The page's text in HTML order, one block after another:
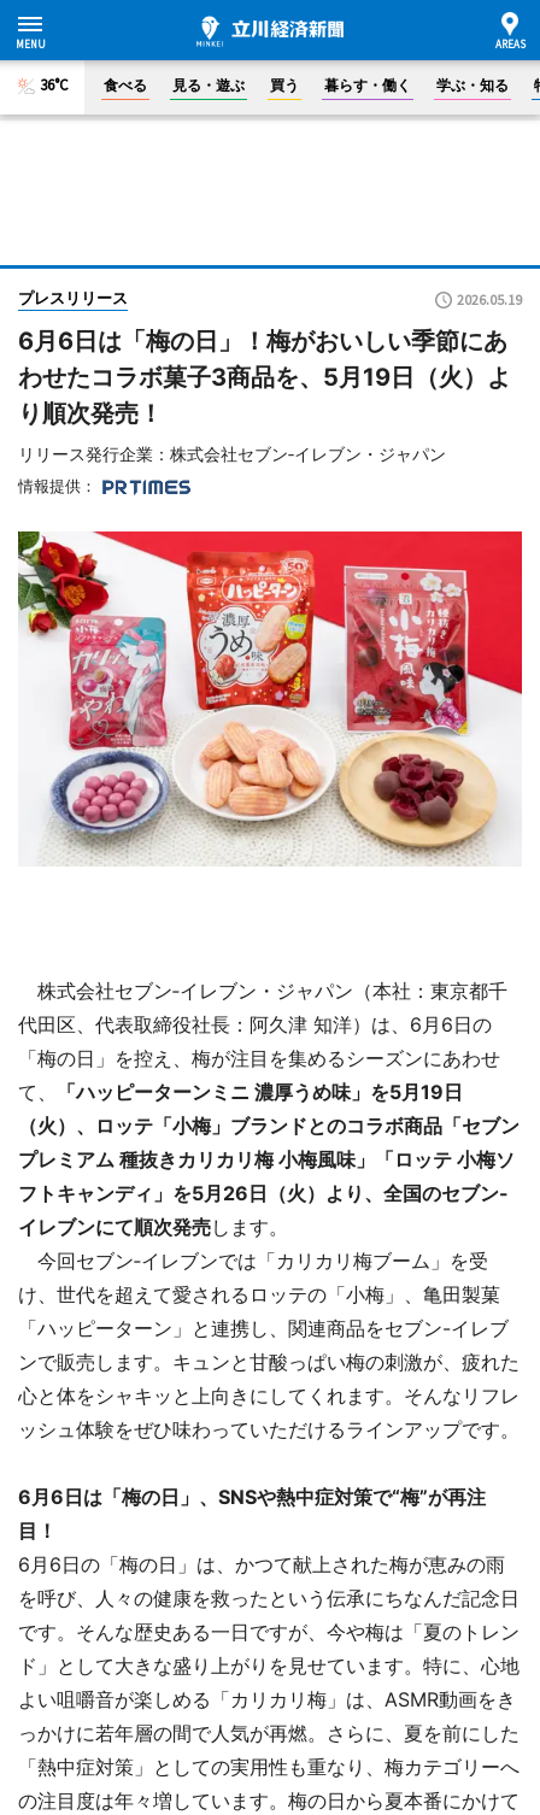
36°C 食べる 見る・遊ぶ 買う 暮らす・働く 学ぶ・知る
プレスリリース 2026.05.19
6月6日は「梅の日」！梅がおいしい季節にあ
わせたコラボ菓子3商品を、5月19日（火）よ
り順次発売！
リリース発行企業：株式会社セブン‐イレブン・ジャパン
情報提供：
株式会社セブン‐イレブン・ジャパン（本社：東京都千
代田区、代表取締役社長：阿久津 知洋）は、6月6日の
「梅の日」を控え、梅が注目を集めるシーズンにあわせ
て、
「ハッピーターンミニ 濃厚うめ味」を5月19日
（火）、ロッテ「小梅」ブランドとのコラボ商品「セブン
プレミアム 種抜きカリカリ梅 小梅風味」「ロッテ 小梅ソ
フトキャンディ」を5月26日（火）より、全国のセブン-
イレブンにて順次発売します。
今回セブン‐イレブンでは「カリカリ梅ブーム」を受
け、世代を超えて愛されるロッテの「小梅」、亀田製菓
「ハッピーターン」と連携し、関連商品をセブン-イレブ
ンで販売します。キュンと甘酸っぱい梅の刺激が、疲れた
心と体をシャキッと上向きにしてくれます。そんなリフレ
ッシュ体験をぜひ味わっていただけるラインアップです。
6月6日は「梅の日」、SNSや熱中症対策で“梅”が再注
目！
6月6日の「梅の日」は、かつて献上された梅が恵みの雨
を呼び、人々の健康を救ったという伝承にちなんだ記念日
です。そんな歴史ある一日ですが、今や梅は「夏のトレン
ド」として大きな盛り上がりを見せています。特に、心地
よい咀嚼音が楽しめる「カリカリ梅」は、ASMR動画をき
っかけに若年層の間で人気が再燃。さらに、夏を前にした
「熱中症対策」としての実用性も重なり、梅カテゴリーへ
の注目度は年々増しています。梅の日から夏本番にかけて